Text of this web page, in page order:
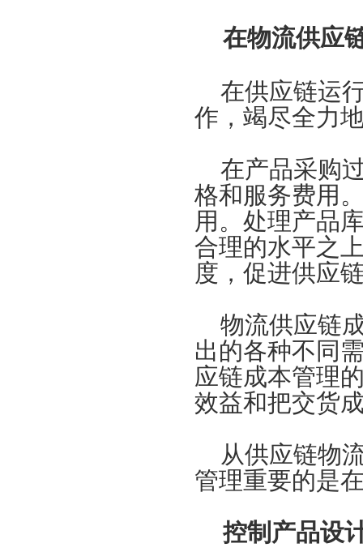
在物流供应
在供应链运
作，竭尽全力
在产品采购
格和服务费用
用。处理产品
合理的水平之
度，促进供应
物流供应链
出的各种不同
应链成本管理
效益和把交货
从供应链物
管理重要的是
控制产品设